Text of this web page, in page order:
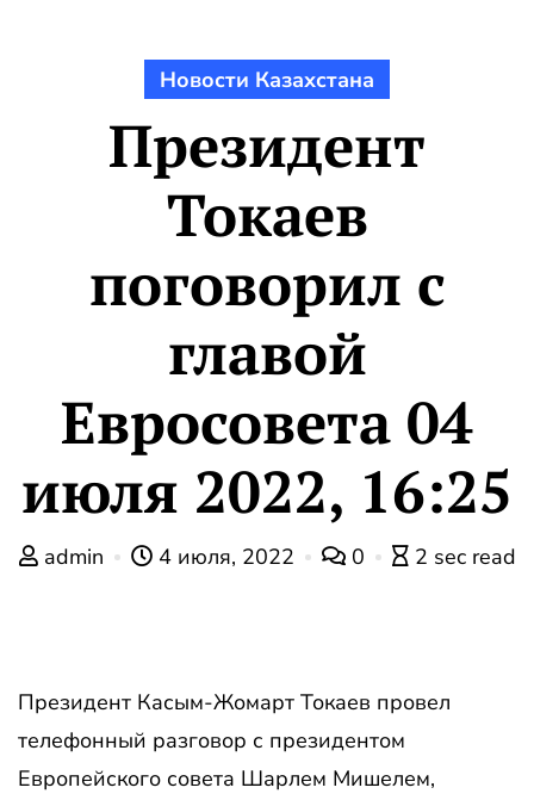
Новости Казахстана
Президент
Токаев
поговорил с
главой
Евросовета 04
июля 2022, 16:25
admin 4 июля, 2022 0 2 sec read
Президент Касым-Жомарт Токаев провел
телефонный разговор с президентом
Европейского совета Шарлем Мишелем,